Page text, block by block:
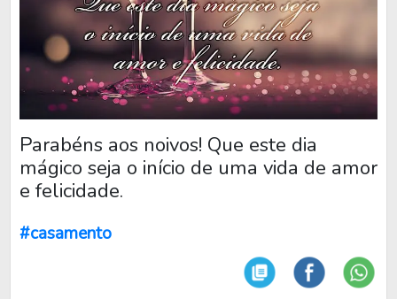
Parabéns aos noivos! Que este dia
mágico seja o início de uma vida de amor
e felicidade.
#casamento